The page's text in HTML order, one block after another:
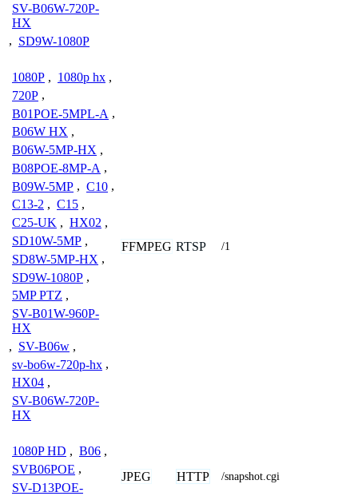
SV-B06W-720P-
HX
, SD9W-1080P
1080P , 1080p hx ,
720P ,
B01POE-5MPL-A ,
B06W HX ,
B06W-5MP-HX ,
B08POE-8MP-A ,
B09W-5MP , C10 ,
C13-2 , C15 ,
C25-UK , HX02 ,
SD10W-5MP ,
SD8W-5MP-HX ,
SD9W-1080P ,
5MP PTZ ,
SV-B01W-960P-
HX
, SV-B06w ,
sv-bo6w-720p-hx ,
HX04 ,
SV-B06W-720P-
HX
FFMPEG RTSP /1
1080P HD , B06 ,
SVB06POE ,
SV-D13POE-
JPEG HTTP /snapshot.cgi